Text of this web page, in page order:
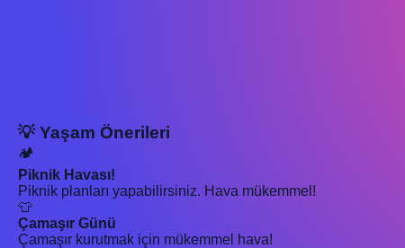
💡 Yaşam Önerileri
🏕️
Piknik Havası!
Piknik planları yapabilirsiniz. Hava mükemmel!
👕
Çamaşır Günü
Çamaşır kurutmak için mükemmel hava!